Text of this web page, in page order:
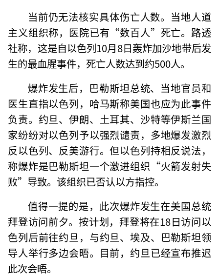
当前仍无法核实具体伤亡人数。当地人道
主义组织称，医院已有“数百人”死亡。路透
社称，这是自以色列10月8日轰炸加沙地带后发
生的最血腥事件，死亡人数达到约500人。
爆炸发生后，巴勒斯坦总统、当地官员和
医生直指以色列，哈马斯称美国也应为此事件
负责。约旦、伊朗、土耳其、沙特等伊斯兰国
家纷纷对以色列予以强烈谴责，多地爆发激烈
反以色列、反美游行。但以色列持相反说法，
称爆炸是巴勒斯坦一个激进组织“火箭发射失
败”导致。该组织已否认以方指控。
值得一提的是，此次爆炸发生在美国总统
拜登访问前夕。按计划，拜登将在18日访问以
色列后前往约旦，与约旦、埃及、巴勒斯坦领
导人举行多边会晤。目前，约旦已经宣布推迟
此次会晤。